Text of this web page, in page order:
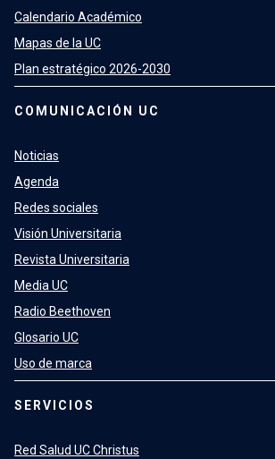
Calendario Académico
Mapas de la UC
Plan estratégico 2026-2030
COMUNICACIÓN UC
Noticias
Agenda
Redes sociales
Visión Universitaria
Revista Universitaria
Media UC
Radio Beethoven
Glosario UC
Uso de marca
SERVICIOS
Red Salud UC Christus